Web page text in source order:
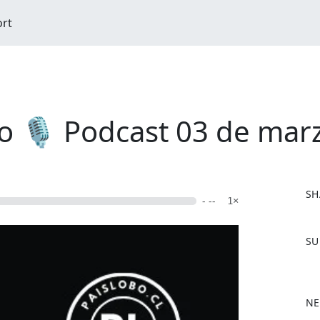
🎙️ Podcast 03 de
- -- 1×
a
o